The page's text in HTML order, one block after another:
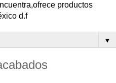
productos
d.f
▼